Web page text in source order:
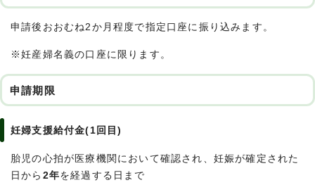
申請後おおむね2か月程度で指定口座に振り込みます。
※妊産婦名義の口座に限ります。
申請期限
妊婦支援給付金(1回目)
胎児の心拍が医療機関において確認され、妊娠が確定された
日から 2年を経過する日まで